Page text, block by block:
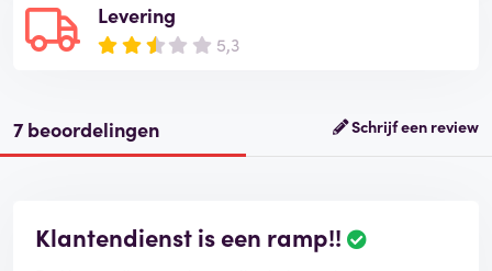
Levering
5,3
7 beoordelingen Schrijf een review
Klantendienst is een ramp!!